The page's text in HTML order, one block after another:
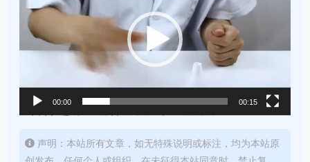
播
放
器
00:00 00:15
声明：本站所有文章，如无特殊说明或标注，均为本站原